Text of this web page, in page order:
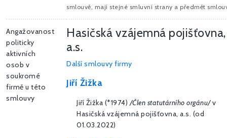
smlouvě, mají stejné smluvní strany a předmět
Angažovanost
politicky
aktivních
osob v
soukromé
firmě u této
smlouvy
Hasičská vzájemná pojišťovna,
a.s.
Další smlouvy firmy
Jiří Žižka
Jiří Žižka (*1974) /Člen statutárního orgánu/v
Hasičská vzájemná pojišťovna, a.s. (od
01.03.2022)